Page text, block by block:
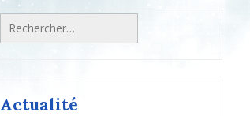
Rechercher :
Actualité